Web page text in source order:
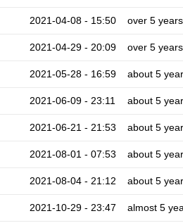
2021-04-08 - 15:50 over 5 years
2021-04-29 - 20:09 over 5 years
2021-05-28 - 16:59 about 5
2021-06-09 - 23:11 about 5
2021-06-21 - 21:53 about 5
2021-08-01 - 07:53 about 5
2021-08-04 - 21:12 about 5
2021-10-29 - 23:47 almost 5